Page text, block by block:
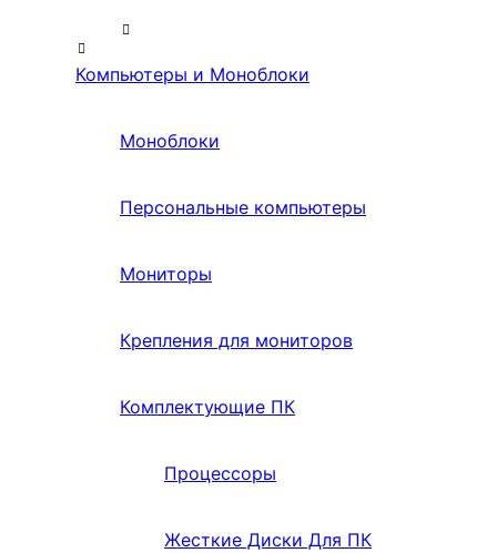
Компьютеры и Моноблоки
Моноблоки
Персональные компьютеры
Мониторы
Крепления для мониторов
Комплектующие ПК
Процессоры
Жесткие Диски Для ПК